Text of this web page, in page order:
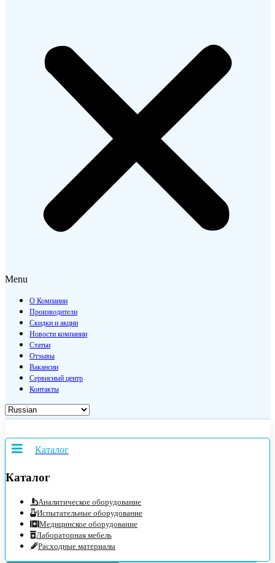
Menu
О Компании
Производители
Скидки и акции
Новости компании
Статьи
Отзывы
Вакансии
Сервисный центр
Контакты
Каталог
Каталог
Аналитическое оборудование
Испытательные оборудование
Медицинское оборудование
Лабораторная мебель
Расходные материалы